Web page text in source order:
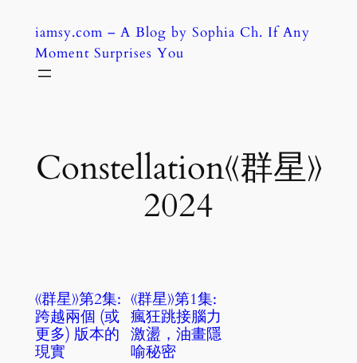
content
iamsy.com – A Blog by Sophia Ch. If Any
Moment Surprises You
Constellation《群星》
2024
《群星》第2集:
跨越兩個 (或
更多) 版本的
現實
《群星》第1集:
瘋狂跳接腦力
激盪，油畫隱
喻秘密